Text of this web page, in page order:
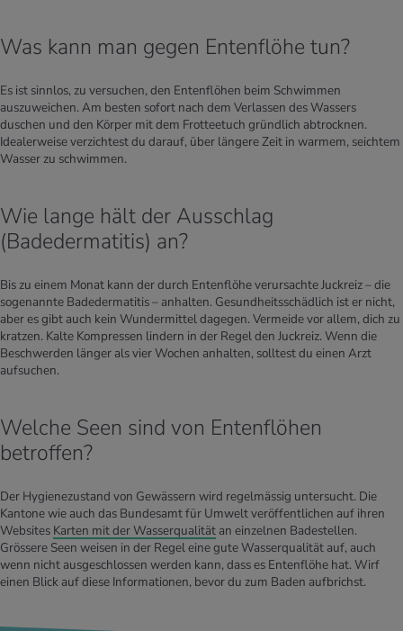
Was kann man gegen Entenflöhe tun?
Es ist sinnlos, zu versuchen, den Entenflöhen beim Schwimmen
auszuweichen. Am besten sofort nach dem Verlassen des Wassers
duschen und den Körper mit dem Frotteetuch gründlich abtrocknen.
Idealerweise verzichtest du darauf, über längere Zeit in warmem, seichtem
Wasser zu schwimmen.
Wie lange hält der Ausschlag
(Badedermatitis) an?
Bis zu einem Monat kann der durch Entenflöhe verursachte Juckreiz – die
sogenannte Badedermatitis – anhalten. Gesundheitsschädlich ist er nicht,
aber es gibt auch kein Wundermittel dagegen. Vermeide vor allem, dich zu
kratzen. Kalte Kompressen lindern in der Regel den Juckreiz. Wenn die
Beschwerden länger als vier Wochen anhalten, solltest du einen Arzt
aufsuchen.
Welche Seen sind von Entenflöhen
betroffen?
Der Hygienezustand von Gewässern wird regelmässig untersucht. Die
Kantone wie auch das Bundesamt für Umwelt veröffentlichen auf ihren
Websites Karten mit der Wasserqualität an einzelnen Badestellen.
Grössere Seen weisen in der Regel eine gute Wasserqualität auf, auch
wenn nicht ausgeschlossen werden kann, dass es Entenflöhe hat. Wirf
einen Blick auf diese Informationen, bevor du zum Baden aufbrichst.